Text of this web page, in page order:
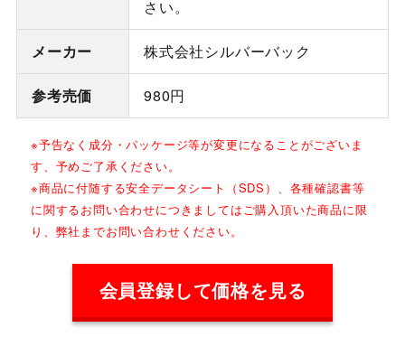
さい。
メーカー 株式会社シルバーバック
参考売価 980円
※予告なく成分・パッケージ等が変更になることがございま
す、予めご了承ください。
※商品に付随する安全データシート（SDS）、各種確認書等
に関するお問い合わせにつきましてはご購入頂いた商品に限
り、弊社までお問い合わせください。
会員登録して価格を見る